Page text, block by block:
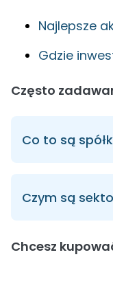
Najlepsze
Gdzie
Często
Co to są
Czym są
Chcesz